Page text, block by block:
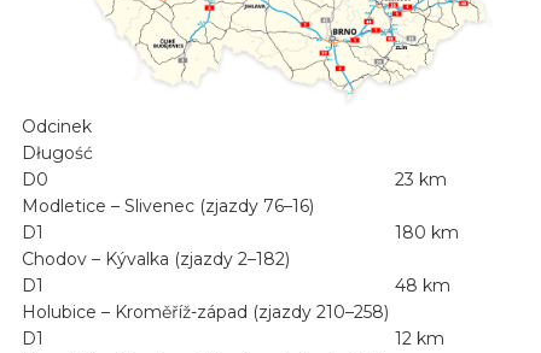
Odcinek
Długość
D0
Modletice – Slivenec (zjazdy 76–16)
23 km
D1
Chodov – Kývalka (zjazdy 2–182)
180 km
D1
Holubice – Kroměříž-západ (zjazdy 210–258)
48 km
D1
12 km